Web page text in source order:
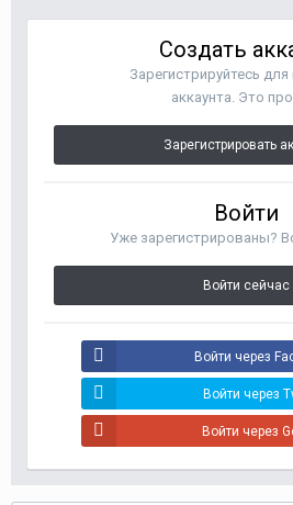
Создать
Зарегистрируйтесь для
аккаунта. Это
Зарегистрировать
Войти
Уже зарегистрированы?
Войти сейчас
Войти через
Войти через
Войти через